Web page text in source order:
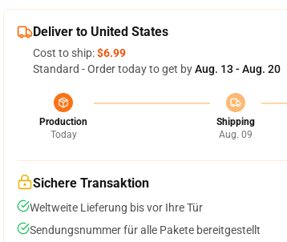
Deliver to United States
Cost to ship:$6.99
Standard - Order today to get byAug. 13 - Aug. 20
Production
Today
Shipping
Aug. 09
Sichere Transaktion
Weltweite Lieferung bis vor Ihre Tür
Sendungsnummer für alle Pakete bereitgestellt